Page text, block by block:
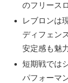
のフリース
レブロンは
ディフェン
安定感も魅力
短期戦では
パフォーマ